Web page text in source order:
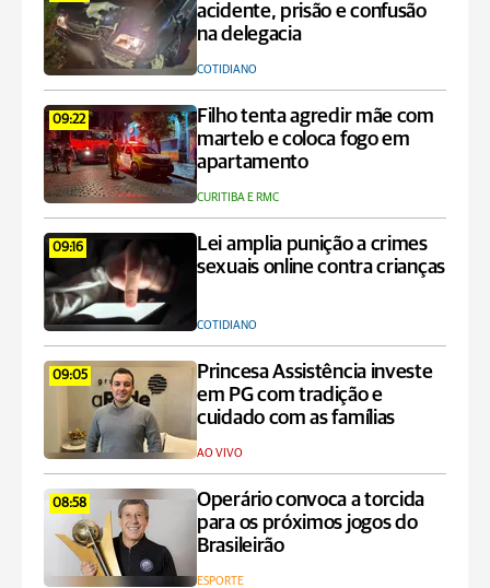
acidente, prisão e confusão
na delegacia
COTIDIANO
09:22
Filho tenta agredir mãe com
martelo e coloca fogo em
apartamento
CURITIBA E RMC
09:16
Lei amplia punição a crimes
sexuais online contra crianças
COTIDIANO
09:05
Princesa Assistência investe
em PG com tradição e
cuidado com as famílias
AO VIVO
08:58
Operário convoca a torcida
para os próximos jogos do
Brasileirão
ESPORTE